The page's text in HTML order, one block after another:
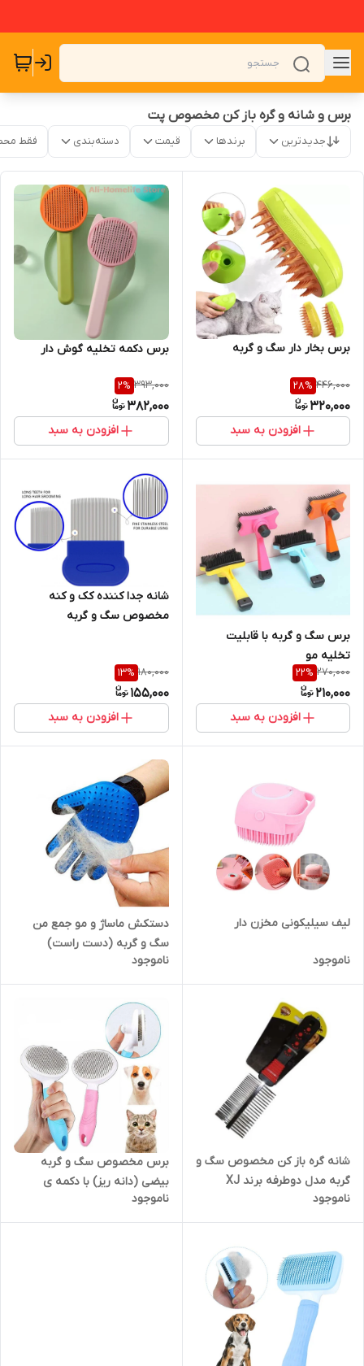
برس و شانه و گره باز کن مخصوص پت
جدیدترین برندها قیمت دسته‌بندی فقط
برس بخار دار سگ و گربه
446,000
28%
320,000
افزودن به سبد
برس دکمه تخلیه گوش دار
393,000
2%
382,000
افزودن به سبد
برس سگ و گربه با قابلیت
تخلیه مو
270,000
22%
210,000
افزودن به سبد
شانه جدا کننده کک و کنه
مخصوص سگ و گربه
180,000
13%
155,000
افزودن به سبد
لیف سیلیکونی مخزن دار
ناموجود
دستکش ماساژ و مو جمع من
سگ و گربه (دست راست)
ناموجود
شانه گره باز کن مخصوص سگ و
گربه مدل دوطرفه برند XJ
ناموجود
برس مخصوص سگ و گربه
بیضی (دانه ریز) با دکمه ی
تخلیه برند CLEAN Horizontal
ناموجود